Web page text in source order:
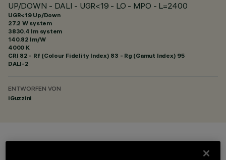
UP/DOWN - DALI - UGR<19 - LO - MPO - L=2400
UGR<19 Up/Down
27.2 W system
3830.4 lm system
140.82 lm/W
4000 K
CRI 82 - Rf (Colour Fidelity Index) 83 - Rg (Gamut Index) 95
DALI-2
ENTWORFEN VON
iGuzzini